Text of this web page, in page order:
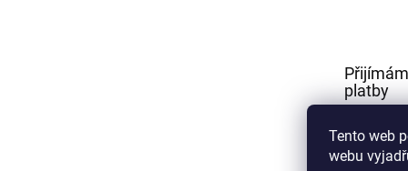
Tento web
webu
platby